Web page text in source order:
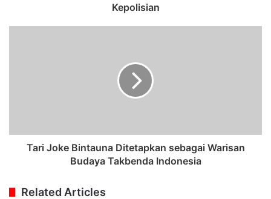
Kepolisian
Tari Joke Bintauna Ditetapkan sebagai Warisan
Budaya Takbenda Indonesia
Related Articles